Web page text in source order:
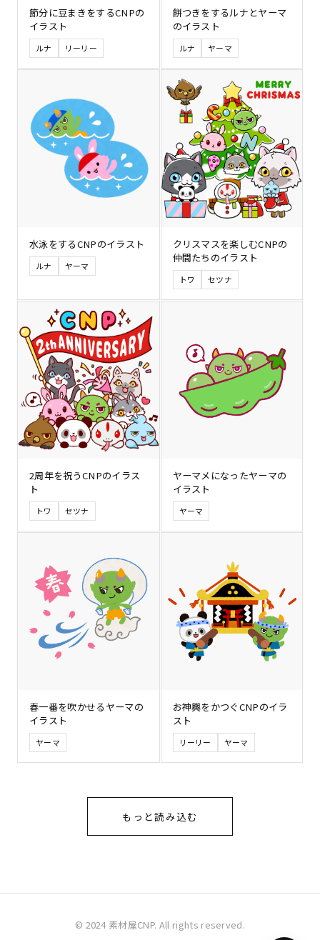
節分に豆まきをするCNPの
イラスト
ルナ リーリー
餅つきをするルナとヤーマ
のイラスト
ルナ ヤーマ
水泳をするCNPのイラスト
ルナ ヤーマ
クリスマスを楽しむCNPの
仲間たちのイラスト
トワ セツナ
2周年を祝うCNPのイラス
ト
トワ セツナ
ヤーマメになったヤーマの
イラスト
ヤーマ
春一番を吹かせるヤーマの
イラスト
ヤーマ
お神輿をかつぐCNPのイラ
スト
リーリー ヤーマ
もっと読み込む
© 2024 素材屋CNP. All rights reserved.